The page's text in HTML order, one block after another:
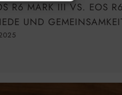
R6 MARK III VS. EOS
UND